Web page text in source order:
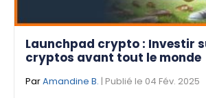
Launchpad crypto : Investir
cryptos avant tout le monde
ParAmandine B. | Publié le 04 Fév. 2025